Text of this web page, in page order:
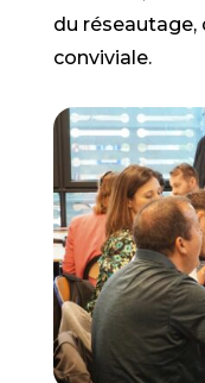
du réseautage,
conviviale.